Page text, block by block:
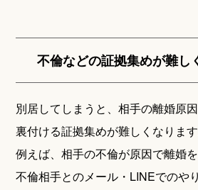
不倫などの証拠集めが難し
別居してしまうと、相手の離婚原
裏付ける証拠集めが難しくなります
例えば、相手の不倫が原因で離婚
不倫相手とのメール・LINEでのや